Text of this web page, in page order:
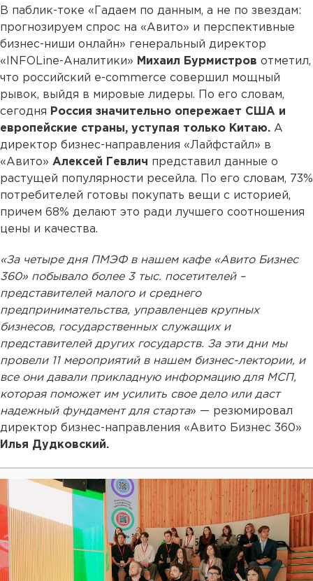
В паблик-токе «Гадаем по данным, а не по звездам:
прогнозируем спрос на «Авито» и перспективные
бизнес-ниши онлайн» генеральный директор
«INFOLine-Аналитики» Михаил Бурмистров отметил,
что российский e-commerce совершил мощный
рывок, выйдя в мировые лидеры. По его словам,
сегодня Россия значительно опережает США и
европейские страны, уступая только Китаю. А
директор бизнес-направления «Лайфстайл» в
«Авито» Алексей Гевлич представил данные о
растущей популярности ресейла. По его словам, 73%
потребителей готовы покупать вещи с историей,
причем 68% делают это ради лучшего соотношения
цены и качества.
«За четыре дня ПМЭФ в нашем кафе «Авито Бизнес
360» побывало более 3 тыс. посетителей –
представителей малого и среднего
предпринимательства, управленцев крупных
бизнесов, государственных служащих и
представителей других государств. За эти дни мы
провели 11 мероприятий в нашем бизнес-лектории, и
все они давали прикладную информацию для МСП,
которая поможет им усилить свое дело или даст
надежный фундамент для старта» — резюмировал
директор бизнес-направления «Авито Бизнес 360»
Илья Дудковский.